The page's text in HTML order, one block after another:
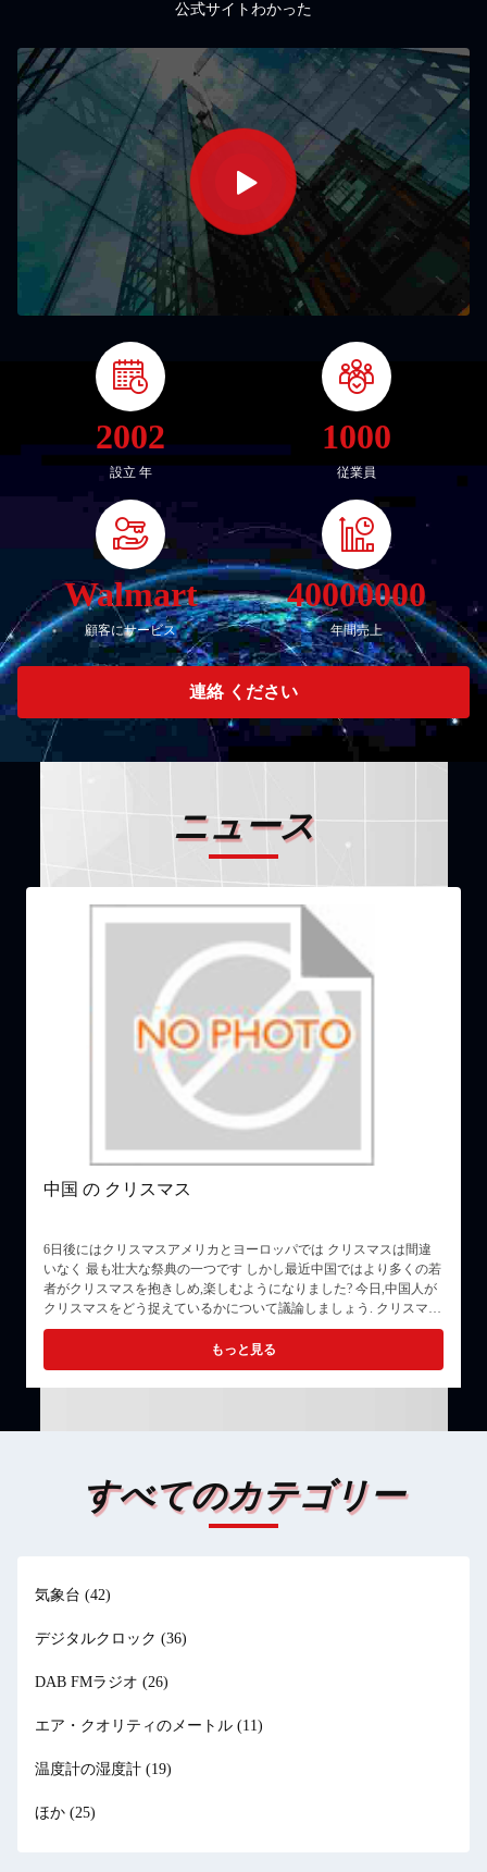
公式サイトわかった
2002
設立 年
1000
従業員
Walmart
顧客にサービス
40000000
年間売上
連絡 ください
ニュース
中国 の クリスマス
6日後にはクリスマスアメリカとヨーロッパでは クリスマスは間違
いなく 最も壮大な祭典の一つです しかし最近中国ではより多くの若
者がクリスマスを抱きしめ,楽しむようになりました? 今日,中国人が
クリスマスをどう捉えているかについて議論しましょう. クリスマス
の 起源 毎年12月25日に落ちるクリスマスは,キリスト誕生の祭りと
も呼ばれています.キリスト 教 が イエス の 生誕 を 記念 し て 祝う
祭り です西洋の国々では クリスマスには 贈り物交換や 宴会などが
行われますサンタクロースやクリスマスツリーなどの要素で 祭りの
もっと見る
すべてのカテゴリー
気象台 (42)
デジタルクロック (36)
DAB FMラジオ (26)
エア・クオリティのメートル (11)
温度計の湿度計 (19)
ほか (25)